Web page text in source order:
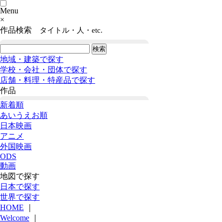
Menu
×
作品検索
タイトル・人・etc.
地域・建築で探す
学校・会社・団体で探す
店舗・料理・特産品で探す
作品
新着順
あいうえお順
日本映画
アニメ
外国映画
ODS
動画
地図で探す
日本で探す
世界で探す
HOME
Welcome